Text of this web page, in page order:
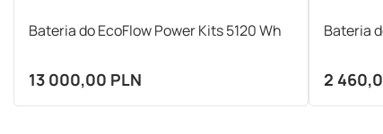
Bateria do EcoFlow Power Kits 5120 Wh
13 000,00 PLN
Bateria
2